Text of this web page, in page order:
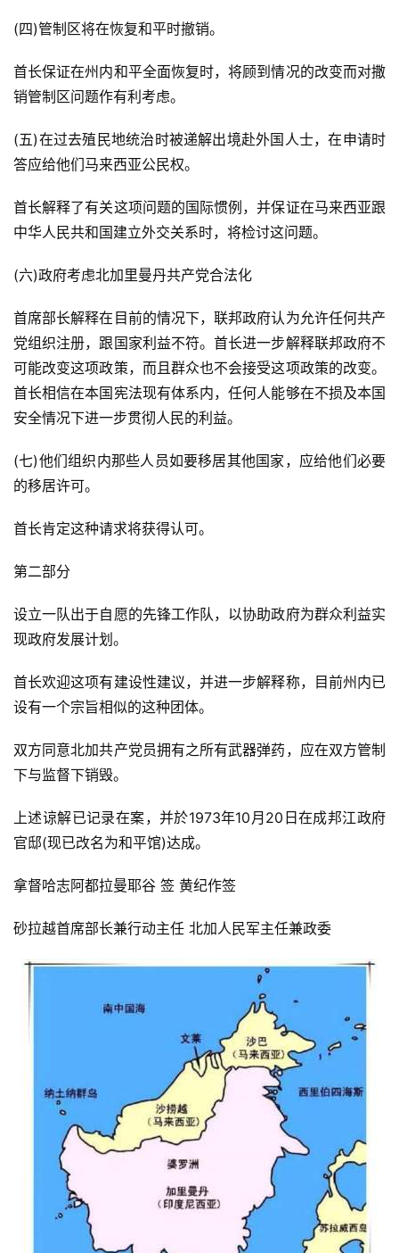
(四)管制区将在恢复和平时撤销。
首长保证在州内和平全面恢复时，将顾到情况的改变而对撒
销管制区问题作有利考虑。
(五)在过去殖民地统治时被递解出境赴外国人士，在申请时
答应给他们马来西亚公民权。
首长解释了有关这项问题的国际惯例，并保证在马来西亚跟
中华人民共和国建立外交关系时，将检讨这问题。
(六)政府考虑北加里曼丹共产党合法化
首席部长解释在目前的情况下，联邦政府认为允许任何共产
党组织注册，跟国家利益不符。首长进一步解释联邦政府不
可能改变这项政策，而且群众也不会接受这项政策的改变。
首长相信在本国宪法现有体系内，任何人能够在不损及本国
安全情况下进一步贯彻人民的利益。
(七)他们组织内那些人员如要移居其他国家，应给他们必要
的移居许可。
首长肯定这种请求将获得认可。
第二部分
设立一队出于自愿的先锋工作队，以协助政府为群众利益实
现政府发展计划。
首长欢迎这项有建设性建议，并进一步解释称，目前州内已
设有一个宗旨相似的这种团体。
双方同意北加共产党员拥有之所有武器弹药，应在双方管制
下与监督下销毁。
上述谅解已记录在案，并於1973年10月20日在成邦江政府
官邸(现已改名为和平馆)达成。
拿督哈志阿都拉曼耶谷 签 黄纪作签
砂拉越首席部长兼行动主任 北加人民军主任兼政委